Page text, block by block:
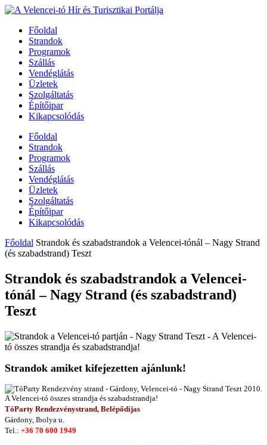
Főoldal
Strandok
Programok
Szállás
Vendéglátás
Üzletek
Szolgáltatás
Építőipar
Kikapcsolódás
Főoldal
Strandok
Programok
Szállás
Vendéglátás
Üzletek
Szolgáltatás
Építőipar
Kikapcsolódás
Főoldal Strandok és szabadstrandok a Velencei-tónál – Nagy Strand
(és szabadstrand) Teszt
Strandok és szabadstrandok a Velencei-
tónál – Nagy Strand (és szabadstrand)
Teszt
Strandok amiket kifejezetten ajánlunk!
TóParty Rendezvénystrand, Belépődíjas
Gárdony, Ibolya u.
Tel.: +36 70 600 1949